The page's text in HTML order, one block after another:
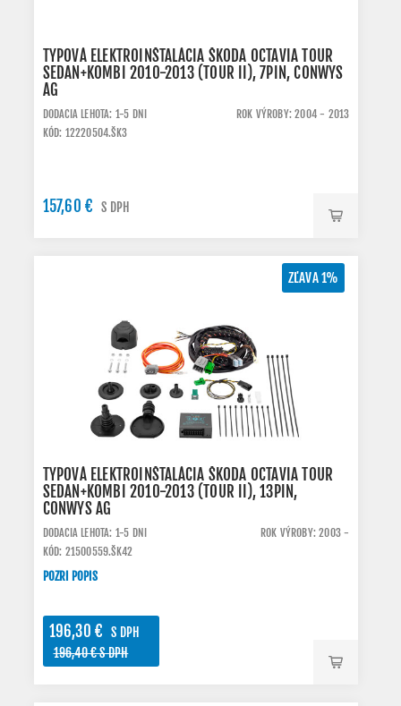
TYPOVÁ ELEKTROINŠTALÁCIA ŠKODA OCTAVIA TOUR
SEDAN+KOMBI 2010-2013 (TOUR II), 7PIN, CONWYS
AG
DODACIA LEHOTA: 1-5 DNI
ROK VÝROBY: 2004 - 2013
KÓD: 12220504.ŠK3
157,60 € S DPH
ZĽAVA 1%
TYPOVÁ ELEKTROINŠTALÁCIA ŠKODA OCTAVIA TOUR
SEDAN+KOMBI 2010-2013 (TOUR II), 13PIN,
CONWYS AG
DODACIA LEHOTA: 1-5 DNI
ROK VÝROBY: 2003 -
KÓD: 21500559.ŠK42
POZRI POPIS
196,30 €
S DPH
196,40 € S DPH